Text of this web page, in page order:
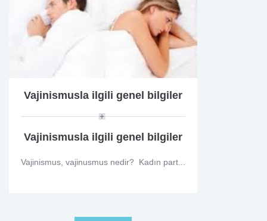
Vajinismusla ilgili genel bilgiler
Vajinismusla ilgili genel bilgiler
Vajinismus, vajinusmus nedir? Kadın part...